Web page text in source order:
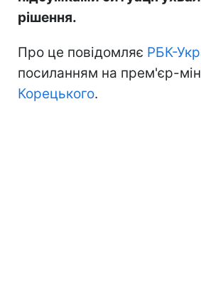
рішення.
Про це повідомляє РБК-
посиланням на прем'єр-
Корецького.